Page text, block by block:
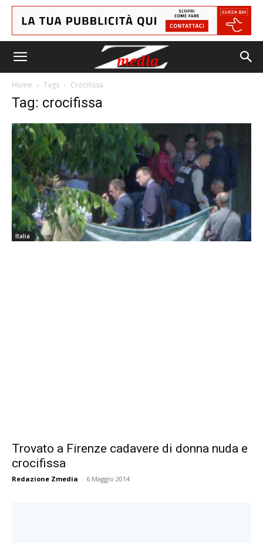
Home Tags Crocifissa
Tag: crocifissa
Italia
Trovato a Firenze cadavere di donna nuda e
crocifissa
Redazione Zmedia - 6 Maggio 2014